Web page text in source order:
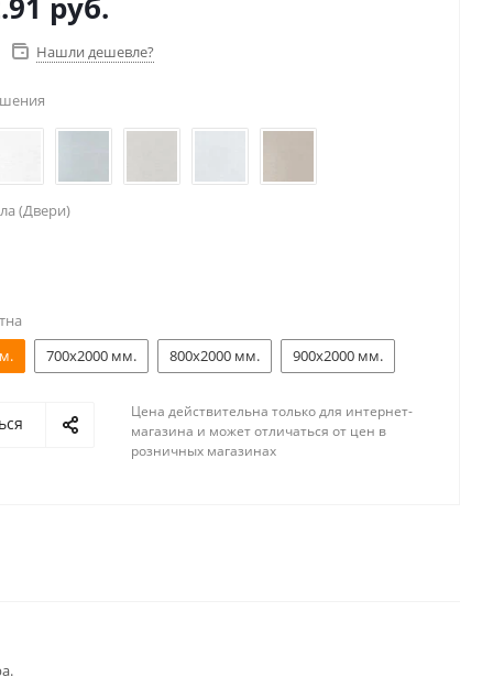
Нашли дешевле?
(Двери)
700x2000 мм. 800x2000 мм. 900x2000 мм.
Цена действительна только для интернет-
магазина и может отличаться от цен в
розничных магазинах